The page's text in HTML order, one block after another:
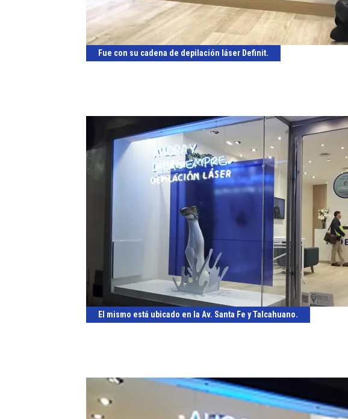
Fue con su cadena de depilación láser Definit.
El mismo está ubicado en la Av. Santa Fe y Talcahuano.